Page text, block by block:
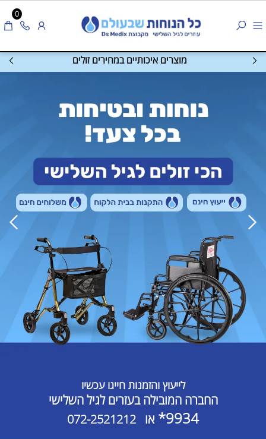
מוצרים איכותיים במחירים זולים
0
לייעוץ והזמנות חייגו עכשיו
החברה המובילה בעזרים לגיל השלישי
9934* או 072-2521212